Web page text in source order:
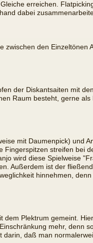
erreichen.
dabei
zwischen den
der Diskantsaiten mit
Raum besteht, gerne
mit Daumenpick) und
streifen bei
wird diese Spielweise
Außerdem ist der
hinnehmen,
Plektrum gemeint.
mehr, denn
daß man